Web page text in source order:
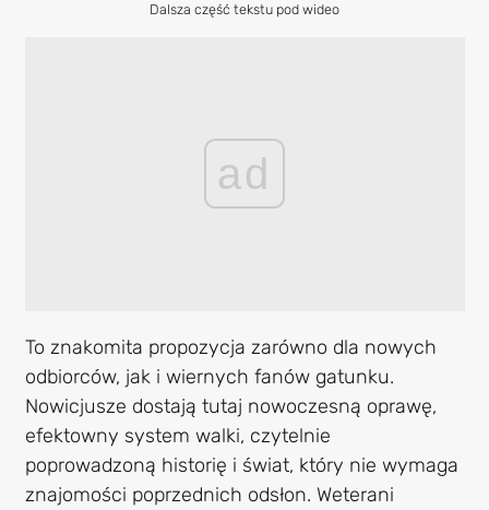
Dalsza część tekstu pod wideo
ad
To znakomita propozycja zarówno dla nowych
odbiorców, jak i wiernych fanów gatunku.
Nowicjusze dostają tutaj nowoczesną oprawę,
efektowny system walki, czytelnie
poprowadzoną historię i świat, który nie wymaga
znajomości poprzednich odsłon. Weterani